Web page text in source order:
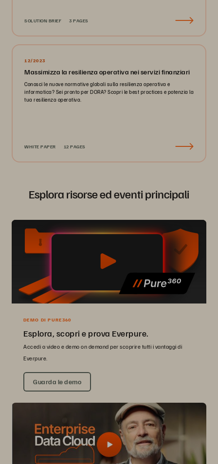
SOLUTION BRIEF 3 PAGES
12/2023
Massimizza la resilienza operativa nei servizi finanziari
Conosci le nuove normative globali sulla resilienza operativa e
informatica? Sei pronto per DORA? Scopri le best practices e potenzia la
tua resilienza operativa.
WHITE PAPER 12 PAGES
Esplora risorse ed eventi principali
DEMO DI PURE360
Esplora, scopri e prova Everpure.
Accedi a video e demo on demand per scoprire tutti i vantaggi di
Everpure.
Guarda le demo